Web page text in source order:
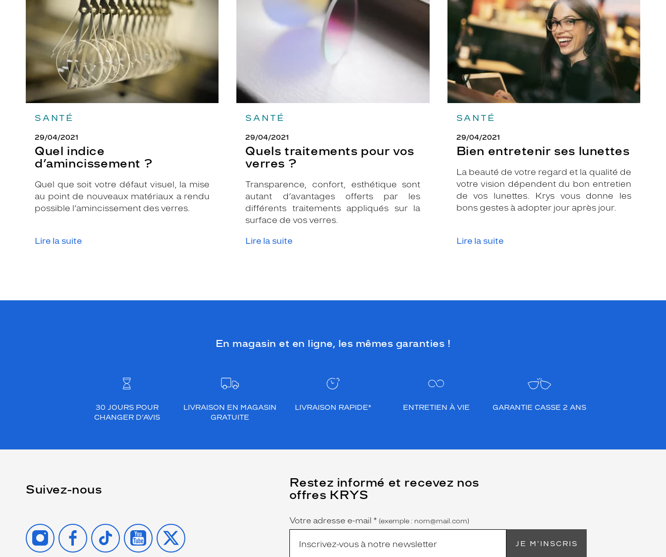
SANTÉ
29/04/2021
Quel indice
d’amincissement ?
Quel que soit votre défaut visuel, la mise
au point de nouveaux matériaux a rendu
possible l’amincissement des verres.
Lire la suite
SANTÉ
29/04/2021
Quels traitements pour vos
verres ?
Transparence, confort, esthétique sont
autant d’avantages offerts par les
différents traitements appliqués sur la
surface de vos verres.
Lire la suite
SANTÉ
29/04/2021
Bien entretenir ses lunettes
La beauté de votre regard et la qualité de
votre vision dépendent du bon entretien
de vos lunettes. Krys vous donne les
bons gestes à adopter jour après jour.
Lire la suite
lunettes
En magasin et en ligne, les mêmes garanties !
30 JOURS POUR
CHANGER D’AVIS
LIVRAISON EN MAGASIN
GRATUITE
LIVRAISON RAPIDE* ENTRETIEN À VIE GARANTIE CASSE 2 ANS
Suivez-nous
INSTAGRAMFACEBOOK
TIKTOK YOUTUBE
X
Restez informé et recevez nos
offres KRYS
Name
Votre adresse e-mail *
(Ce
champ
est
obligatoire)
(exemple : nom@mail.com)
JE M'INSCRIS